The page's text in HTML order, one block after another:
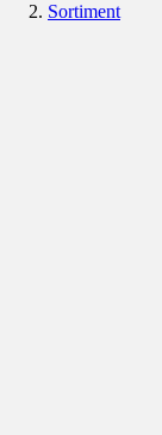
Sortiment